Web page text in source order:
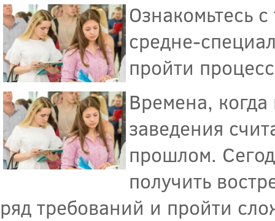
Ознакомьтесь
средне-
пройти
Времена,
заведения
прошлом.
получить
ряд требований и пройти